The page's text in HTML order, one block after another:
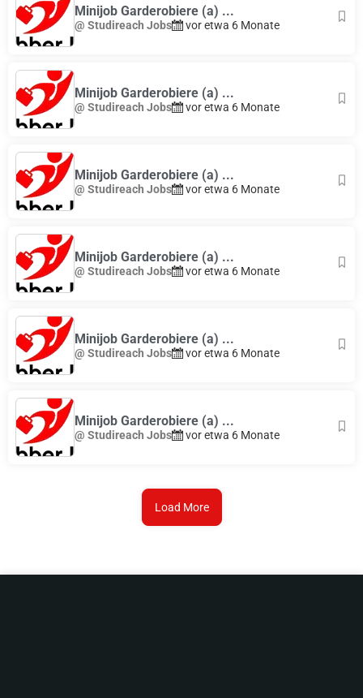
Minijob Garderobiere (a) ...
@ Studireach Jobs vor etwa 6 Monate
Minijob Garderobiere (a) ...
@ Studireach Jobs vor etwa 6 Monate
Minijob Garderobiere (a) ...
@ Studireach Jobs vor etwa 6 Monate
Minijob Garderobiere (a) ...
@ Studireach Jobs vor etwa 6 Monate
Minijob Garderobiere (a) ...
@ Studireach Jobs vor etwa 6 Monate
Minijob Garderobiere (a) ...
@ Studireach Jobs vor etwa 6 Monate
Load More